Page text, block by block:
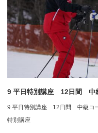
9 平日特別講座 12日間 中
9 平日特別講座 12日間 中級コ
特別講座